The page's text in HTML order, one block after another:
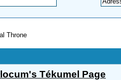
Throne
Tékumel Page